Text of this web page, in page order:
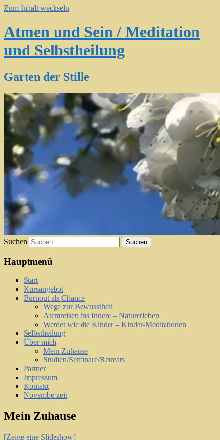
Zum Inhalt wechseln
Atmen und Sein / Meditation
und Selbstheilung
Garten der Stille
Suchen
Hauptmenü
Start
Kursangebot
Burnout als Chance
Wege zur Bewusstheit
Atemreisen ins Innere – Naturerleben
Werdet wie die Kinder – Kinder-Meditationen
Selbstheilung
Über mich
Mein Zuhause
Studien/Seminare/Retreats
Partner
Impressum
Kontakt
Novemberzeit
Mein Zuhause
[Zeige eine Slideshow]